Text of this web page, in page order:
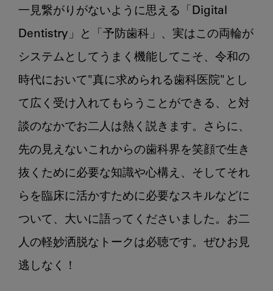
歯
科」
つ
い
大
い
語
る』
一見繋がりがないように思える「Digital
Dentistry」と「予防歯科」、実はこの両輪が
システムとしてうまく機能してこそ、令和の
時代において"真に求められる歯科医院"とし
て広く受け入れてもらうことができる、と対
談のなかでお二人は熱く説きます。さらに、
先の見えないこれからの歯科界を笑顔で生き
抜くために必要な知識や心構え、そしてそれ
らを臨床に活かすために必要なスキルなどに
ついて、大いに語ってくださいました。お二
人の軽妙洒脱なトークは必聴です。ぜひお見
逃しなく！